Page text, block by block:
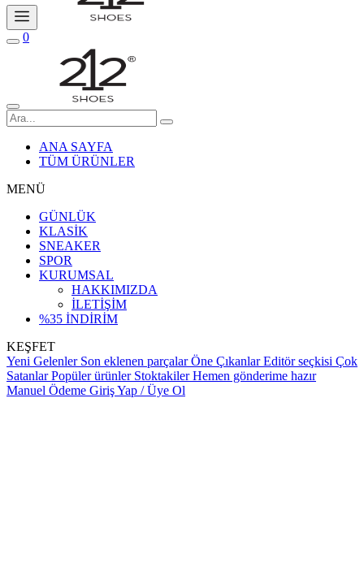
0
ANA SAYFA
TÜM ÜRÜNLER
MENÜ
GÜNLÜK
KLASİK
SNEAKER
SPOR
KURUMSAL
HAKKIMIZDA
İLETİŞİM
%35 İNDİRİM
KEŞFET
Yeni Gelenler Son eklenen parçalar Öne Çıkanlar Editör seçkisi Çok
Satanlar Popüler ürünler Stoktakiler Hemen gönderime hazır
Manuel Ödeme Giriş Yap / Üye Ol